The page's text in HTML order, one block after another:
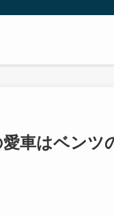
愛車はベン